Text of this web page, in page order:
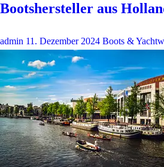
Bootshersteller aus
admin 11. Dezember 2024 Boots &